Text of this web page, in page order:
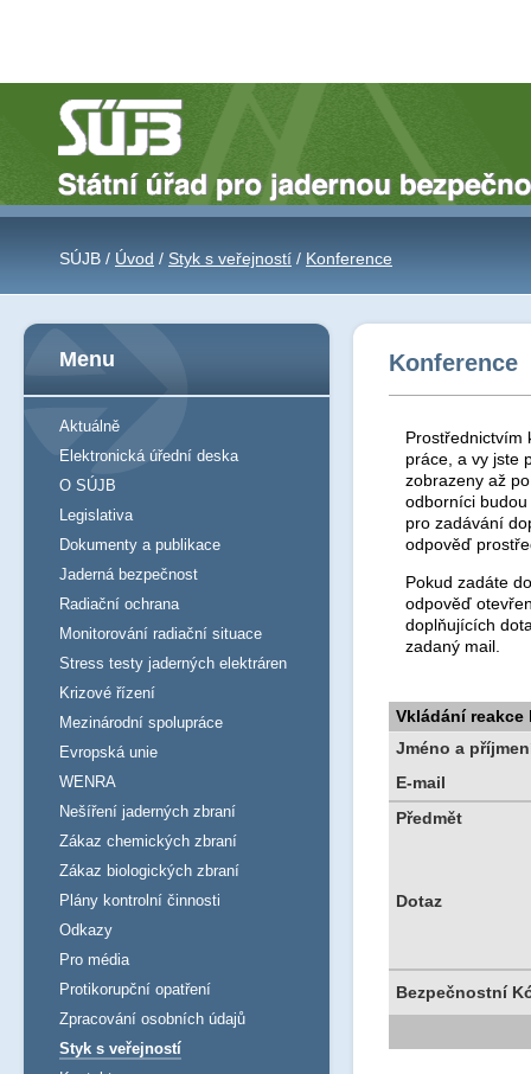
SÚJB / Úvod / Styk s veřejností / Konference
Konference
Prostřednictvím
práce, a vy jste
zobrazeny až
odborníci
pro zadávání
odpověď
Pokud zadáte
odpověď
doplňujících
zadaný mail.
Vkládání reakce
Jméno a
E-mail
Předmět
Dotaz
Bezpečnostní
Menu
Aktuálně
Elektronická úřední deska
O SÚJB
Legislativa
Dokumenty a publikace
Jaderná bezpečnost
Radiační ochrana
Monitorování radiační situace
Stress testy jaderných elektráren
Krizové řízení
Mezinárodní spolupráce
Evropská unie
WENRA
Nešíření jaderných zbraní
Zákaz chemických zbraní
Zákaz biologických zbraní
Plány kontrolní činnosti
Odkazy
Pro média
Protikorupční opatření
Zpracování osobních údajů
Styk s veřejností